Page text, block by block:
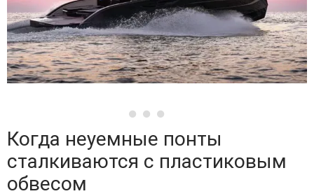
Когда неуемные понты
сталкиваются с пластиковым
обвесом